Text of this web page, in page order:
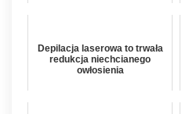
Depilacja laserowa to trwała
redukcja niechcianego
owłosienia